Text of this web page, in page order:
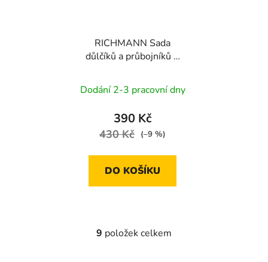
RICHMANN Sada
důlčíků a průbojníků 6
Dodání 2-3 pracovní dny
390 Kč
430 Kč (–9 %)
DO KOŠÍKU
O
9 položek celkem